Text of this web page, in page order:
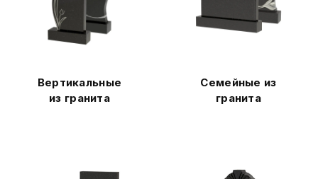
Вертикальные
из гранита
Семейные из
гранита